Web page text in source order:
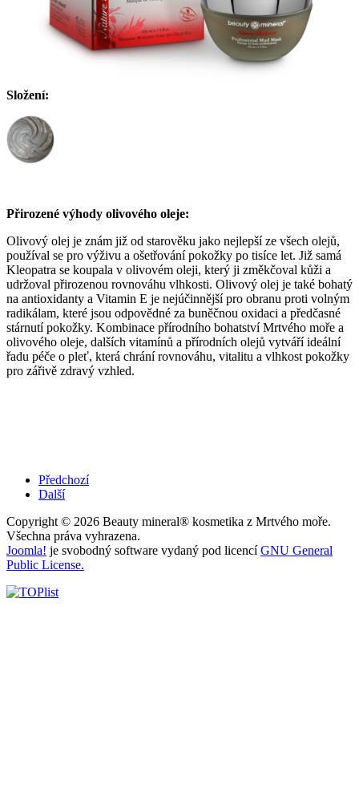
Složení:
Přirozené výhody olivového oleje:
Olivový olej je znám již od starověku jako nejlepší ze všech olejů,
používal se pro výživu a ošetřování pokožky po tisíce let. Již samá
Kleopatra se koupala v olivovém oleji, který ji změkčoval kůži a
udržoval přirozenou rovnováhu vlhkosti. Olivový olej je také bohatý
na antioxidanty a Vitamin E je nejúčinnější pro obranu proti volným
radikálam, které jsou odpovědné za buněčnou oxidaci a předčasné
stárnutí pokožky. Kombinace přírodního bohatství Mrtvého moře a
olivového oleje, dalších vitamínů a přírodních olejů vytváří ideální
řadu péče o pleť, která chrání rovnováhu, vitalitu a vlhkost pokožky
pro zářivě zdravý vzhled.
Předchozí
Další
Copyright © 2026 Beauty mineral® kosmetika z Mrtvého moře.
Všechna práva vyhrazena.
Joomla! je svobodný software vydaný pod licencíGNU General
Public License.